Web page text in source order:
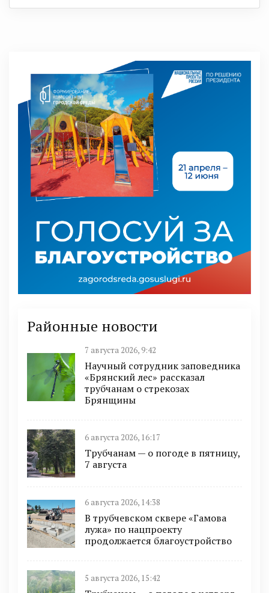
Районные новости
7 августа 2026, 9:42
Научный сотрудник заповедника
«Брянский лес» рассказал
трубчанам о стрекозах
Брянщины
6 августа 2026, 16:17
Трубчанам — о погоде в пятницу,
7 августа
6 августа 2026, 14:38
В трубчевском сквере «Гамова
лужа» по нацпроекту
продолжается благоустройство
5 августа 2026, 15:42